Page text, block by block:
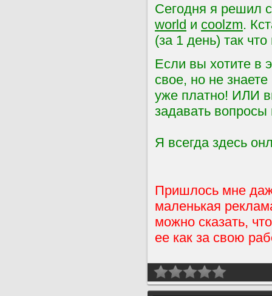
Сегодня я решил
world и coolzm.
(за 1 день) так
Если вы хотите в
свое, но не
уже платно! ИЛИ
задавать вопросы
Я всегда здесь
Пришлось мне
маленькая
можно сказать,
ее как за свою